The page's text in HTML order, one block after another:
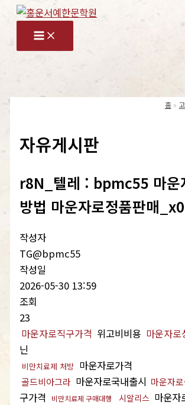
홈
자유게시판
r8N_텔레 : bpmc55 마운
방법 마운자로정품판매
작성자
TG@bpmc55
작성일
2026-05-30 13:59
조회
23
마운자로직구가격 위고비비용 마운자로
닌
비만치료제 처방 마운자로가격
골드비아그라 마운자로국내출시 마운자
구가격
비만치료제 구매대행 시알리스 마운자